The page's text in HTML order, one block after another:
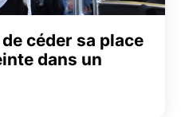
céder sa place
dans un